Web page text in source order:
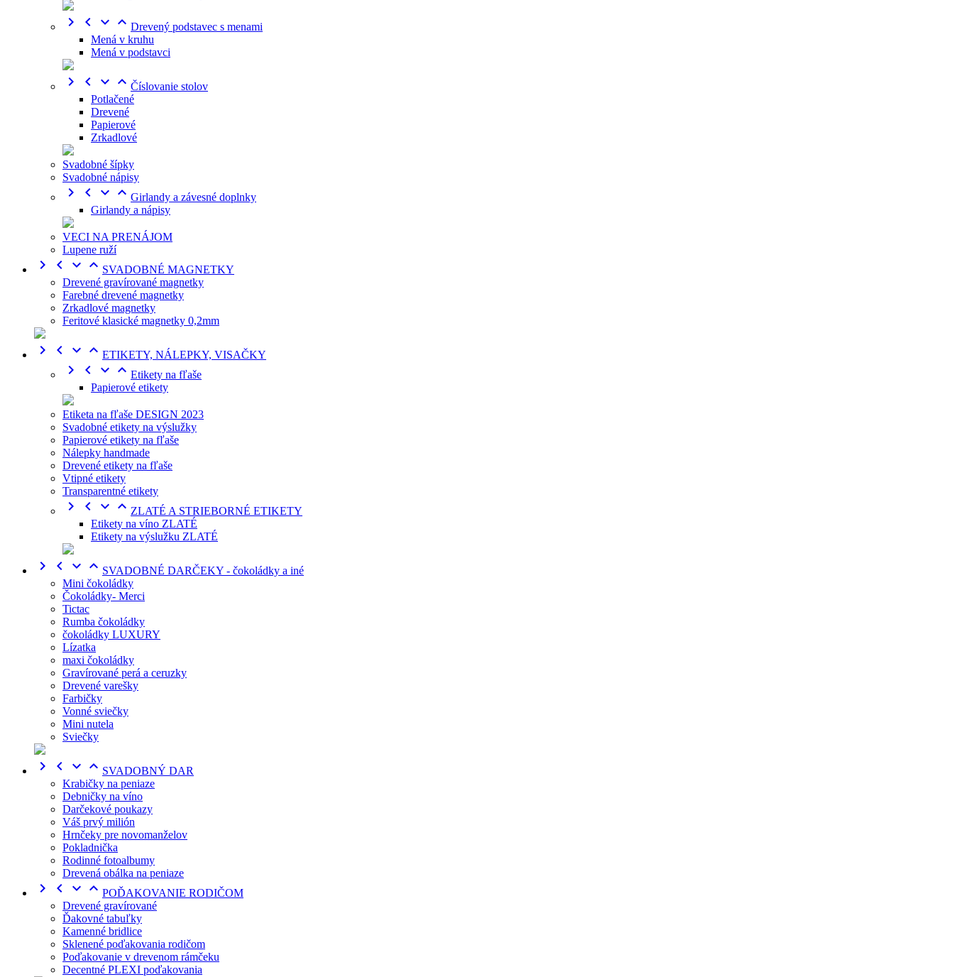
    Drevený podstavec s menami
Mená v kruhu
Mená v podstavci
    Číslovanie stolov
Potlačené
Drevené
Papierové
Zrkadlové
Svadobné šípky
Svadobné nápisy
    Girlandy a závesné doplnky
Girlandy a nápisy
VECI NA PRENÁJOM
Lupene ruží
    SVADOBNÉ MAGNETKY
Drevené gravírované magnetky
Farebné drevené magnetky
Zrkadlové magnetky
Feritové klasické magnetky 0,2mm
    ETIKETY, NÁLEPKY, VISAČKY
    Etikety na fľaše
Papierové etikety
Etiketa na fľaše DESIGN 2023
Svadobné etikety na výslužky
Papierové etikety na fľaše
Nálepky handmade
Drevené etikety na fľaše
Vtipné etikety
Transparentné etikety
    ZLATÉ A STRIEBORNÉ ETIKETY
Etikety na víno ZLATÉ
Etikety na výslužku ZLATÉ
    SVADOBNÉ DARČEKY - čokoládky a iné
Mini čokoládky
Čokoládky- Merci
Tictac
Rumba čokoládky
čokoládky LUXURY
Lízatka
maxi čokoládky
Gravírované perá a ceruzky
Drevené varešky
Farbičky
Vonné sviečky
Mini nutela
Sviečky
    SVADOBNÝ DAR
Krabičky na peniaze
Debničky na víno
Darčekové poukazy
Váš prvý milión
Hrnčeky pre novomanželov
Pokladnička
Rodinné fotoalbumy
Drevená obálka na peniaze
    POĎAKOVANIE RODIČOM
Drevené gravírované
Ďakovné tabuľky
Kamenné bridlice
Sklenené poďakovania rodičom
Poďakovanie v drevenom rámčeku
Decentné PLEXI poďakovania